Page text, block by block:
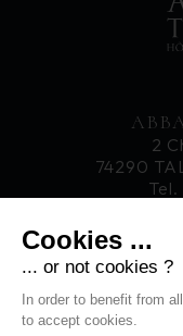
Cookies ...
... or not cookies ?
In order to benefit from
to accept cookies.
2
74290